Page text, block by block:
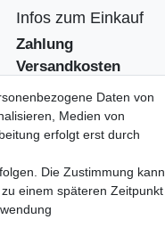
Infos zum Einkauf
Zahlung
Versandkosten
Widerrufsrecht
Widerrufsformular
bei der Landbell AG
Daten von
Medien von
erfolgt erst durch
Die Zustimmung kann
einem späteren Zeitpunkt